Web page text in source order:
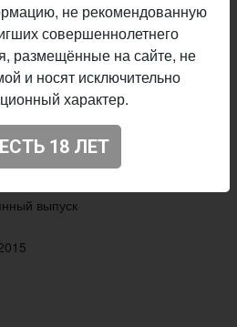
чашка капучино
/ Sweet
выпуск
не рекомендованную
совершеннолетнего
размещённые на сайте, не
и носят исключительно
характер.
18 ЛЕТ